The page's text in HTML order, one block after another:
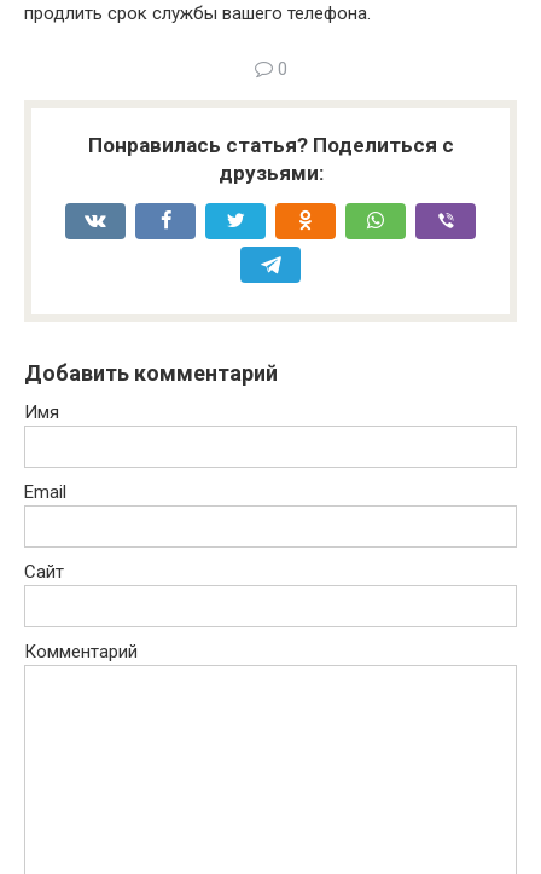
продлить срок службы вашего телефона.
0
Понравилась статья? Поделиться с
друзьями:
Добавить комментарий
Имя
Email
Сайт
Комментарий